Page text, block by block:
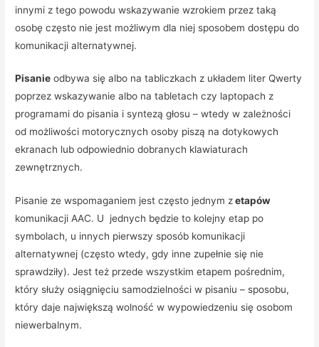
innymi z tego powodu wskazywanie wzrokiem przez taką
osobę często nie jest możliwym dla niej sposobem dostępu do
komunikacji alternatywnej.
Pisanie odbywa się albo na tabliczkach z układem liter Qwerty
poprzez wskazywanie albo na tabletach czy laptopach z
programami do pisania i syntezą głosu – wtedy w zależności
od możliwości motorycznych osoby piszą na dotykowych
ekranach lub odpowiednio dobranych klawiaturach
zewnętrznych.
Pisanie ze wspomaganiem jest często jednym zetapów
komunikacji AAC. U jednych będzie to kolejny etap po
symbolach, u innych pierwszy sposób komunikacji
alternatywnej (często wtedy, gdy inne zupełnie się nie
sprawdziły). Jest też przede wszystkim etapem pośrednim,
który służy osiągnięciu samodzielności w pisaniu – sposobu,
który daje największą wolność w wypowiedzeniu się osobom
niewerbalnym.